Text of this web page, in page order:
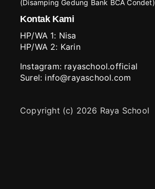
(Disamping Gedung Bank BCA Condet)
Kontak Kami
HP/WA 1: Nisa
HP/WA 2: Karin
Instagram: rayaschool.official
Surel: info@rayaschool.com
Copyright (c) 2026 Raya School